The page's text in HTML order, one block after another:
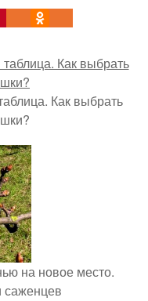
Как выбрать
на новое место.
саженцев